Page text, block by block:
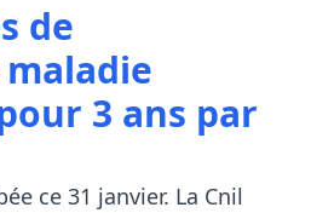
de
maladie
3 ans par
ce 31 janvier. La Cnil